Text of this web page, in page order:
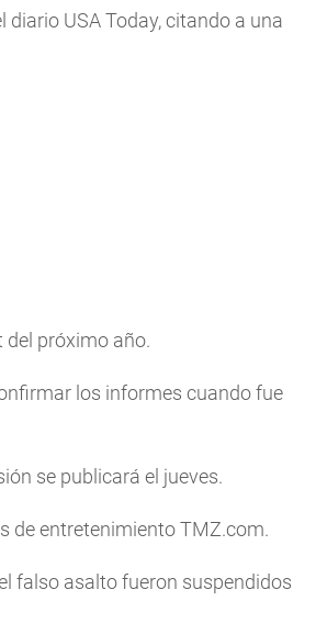
USA Today, citando a una
del próximo año.
los informes cuando fue
se publicará el jueves.
de entretenimiento TMZ.com.
falso asalto fueron suspendidos